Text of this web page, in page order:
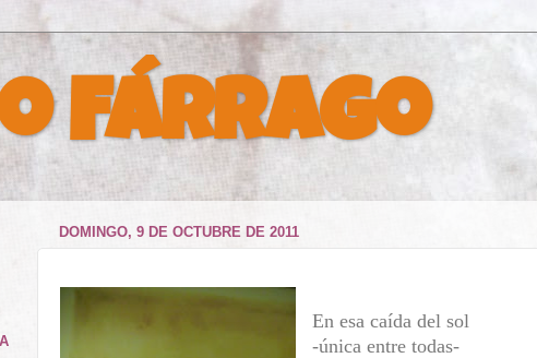
Fárrago
DOMINGO, 9 DE OCTUBRE DE 2011
En esa caída del sol
-única entre todas-